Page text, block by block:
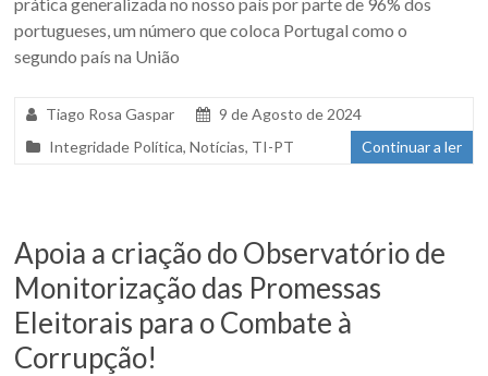
portugueses, um número que coloca Portugal como o
segundo país na União
Tiago Rosa Gaspar
9 de Agosto de 2024
Integridade Política,Notícias, TI-PT Continuar a ler
Apoia a criação do Observatório de
Monitorização das Promessas
Eleitorais para o Combate à
Corrupção!